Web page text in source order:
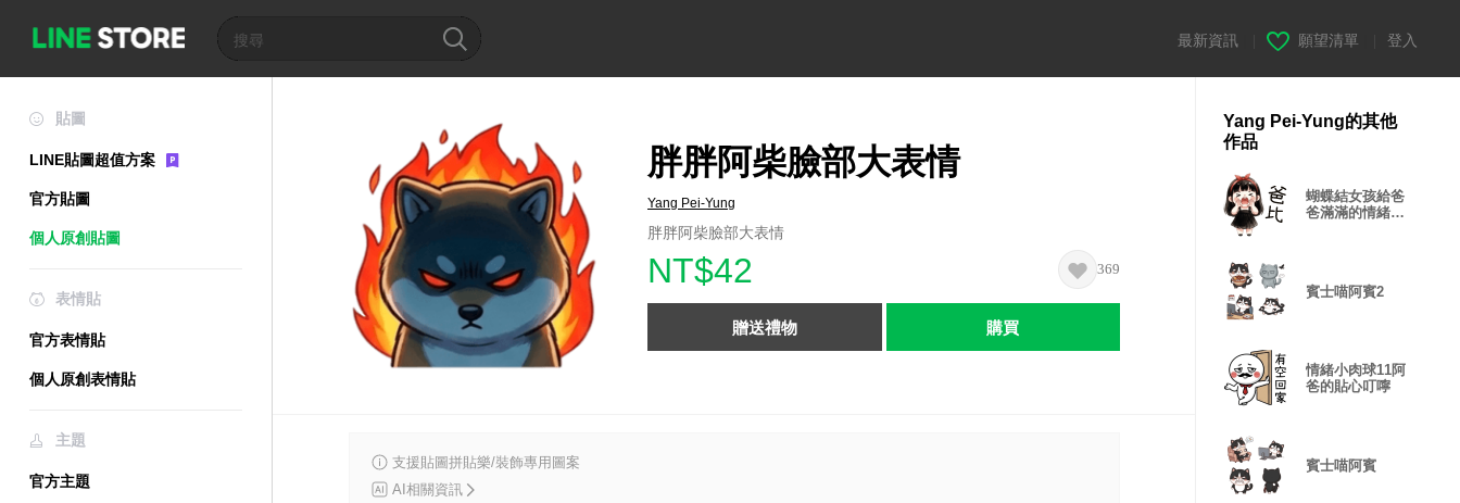
最新資訊 願望清單 登入
貼圖
LINE貼圖超值方案
官方貼圖
個人原創貼圖
表情貼
官方表情貼
個人原創表情貼
主題
官方主題
胖胖阿柴臉部大表情
Yang Pei-Yung
胖胖阿柴臉部大表情
NT$42 369
贈送禮物 購買
支援貼圖拼貼樂/裝飾專用圖案
AI相關資訊
Yang Pei-Yung的其他
作品
蝴蝶結女孩給爸
爸滿滿的情緒價
賓士喵阿賓2
情緒小肉球11阿
爸的貼心叮嚀
賓士喵阿賓